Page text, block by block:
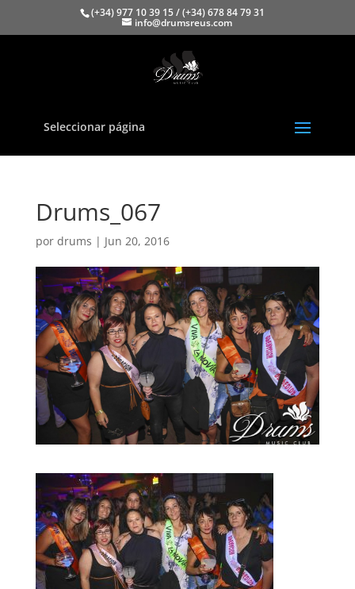
(+34) 977 10 39 15 / (+34) 678 84 79 31
info@drumsreus.com
Seleccionar página
Drums_067
por drums | Jun 20, 2016